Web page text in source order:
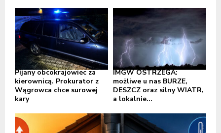
Pijany obcokrajowiec za
kierownicą. Prokurator z
Wągrowca chce surowej
kary
IMGW OSTRZEGA:
możliwe u nas BURZE,
DESZCZ oraz silny WIATR,
a lokalnie...